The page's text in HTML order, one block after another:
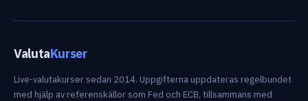
ValutaKurser
Live-valutakurser sedan 2014. Uppgifterna uppdateras regelbundet
med hjälp av referenskällor som Fed och ECB, tillsammans med